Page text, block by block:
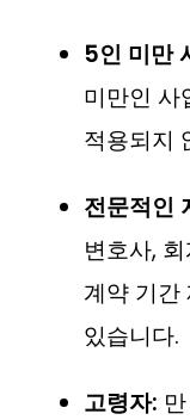
5인 미만
미만인 사
적용되지
전문적인
변호사,
계약 기간
있습니다.
고령자: